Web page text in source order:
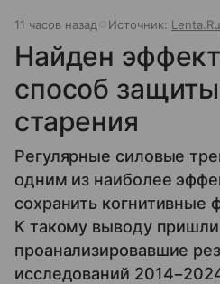
11 часов назад Источник: Lenta.Ru
Найден
способ
старения
Регулярные силовые
одним из наиболее
сохранить когнитивные
К такому выводу
проанализировавшие
исследований